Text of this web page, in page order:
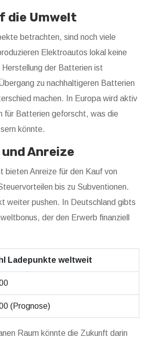
die Umwelt
betrachten, sind noch viele
Elektroautos lokal keine
Herstellung der Batterien ist
zu nachhaltigeren Batterien
machen. In Europa wird aktiv
für Batterien geforscht, was die
könnte.
Anreize
bieten Anreize für den Kauf von
bis zu Subventionen.
weiter pushen. In Deutschland gibts
der den Erwerb finanziell
Ladepunkte weltweit
(Prognose)
Raum könnte die Zukunft darin